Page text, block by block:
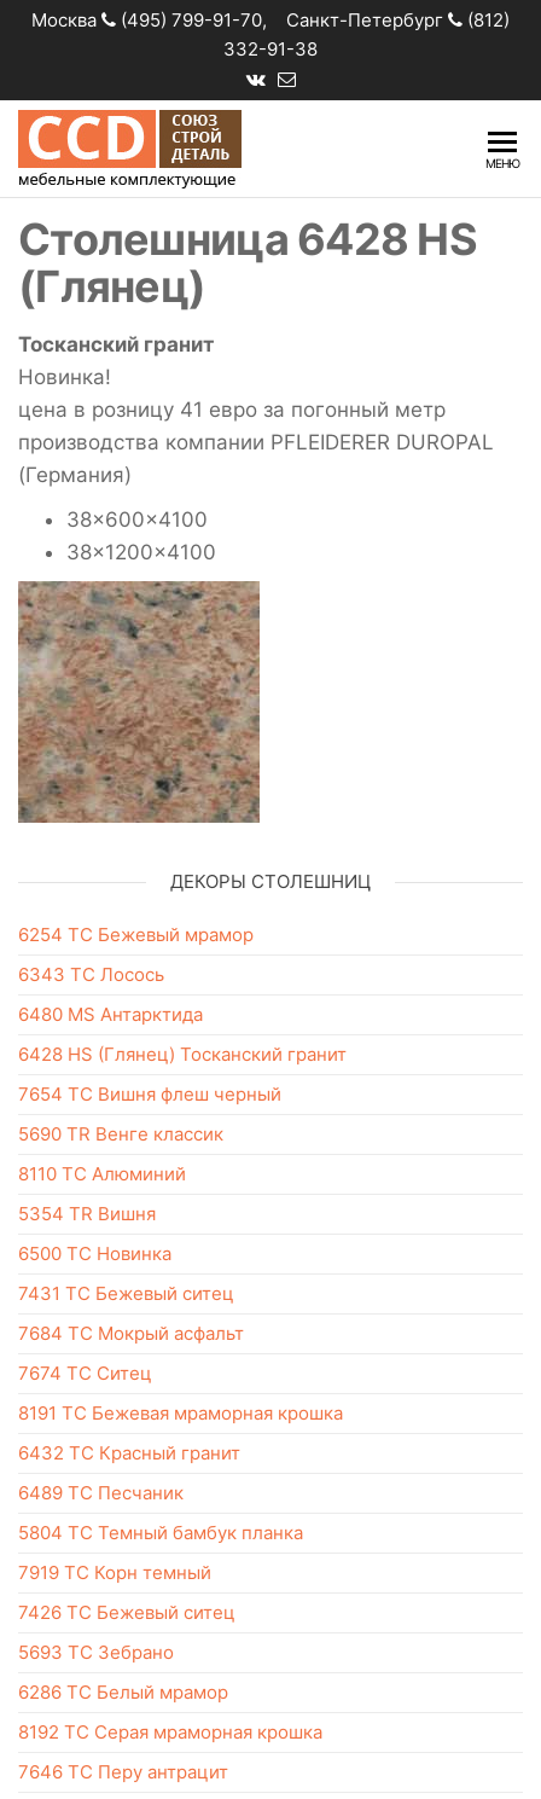
Москва (495) 799-91-70, Санкт-Петербург
(812)
332-91-38
поставки
столешниц
МЕНЮ
Столешница 6428 HS
(Глянец)
Тосканский гранит
Новинка!
цена в розницу 41 евро за погонный метр
производства компании PFLEIDERER DUROPAL
(Германия)
38x600x4100
38x1200x4100
ДЕКОРЫ СТОЛЕШНИЦ
6254 ТС Бежевый мрамор
6343 ТС Лосось
6480 MS Антарктида
6428 HS (Глянец) Тосканский гранит
7654 TC Вишня флеш черный
5690 TR Венге классик
8110 TC Алюминий
5354 TR Вишня
6500 TC Новинка
7431 TC Бежевый ситец
7684 TC Мокрый асфальт
7674 TC Ситец
8191 TC Бежевая мраморная крошка
6432 TC Красный гранит
6489 TC Песчаник
5804 TC Темный бамбук планка
7919 TC Корн темный
7426 ТС Бежевый ситец
5693 TC Зебрано
6286 TC Белый мрамор
8192 TC Серая мраморная крошка
7646 TC Перу антрацит